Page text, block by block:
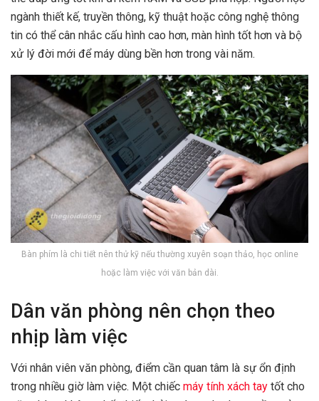
ngành thiết kế, truyền thông, kỹ thuật hoặc công nghệ thông
tin có thể cân nhắc cấu hình cao hơn, màn hình tốt hơn và bộ
xử lý đời mới để máy dùng bền hơn trong vài năm.
Bàn phím là chi tiết nên thử kỹ nếu thường xuyên soạn thảo, học online
hoặc làm việc với văn bản dài.
Dân văn phòng nên chọn theo
nhịp làm việc
Với nhân viên văn phòng, điểm cần quan tâm là sự ổn định
trong nhiều giờ làm việc. Một chiếc máy tính xách tay tốt cho